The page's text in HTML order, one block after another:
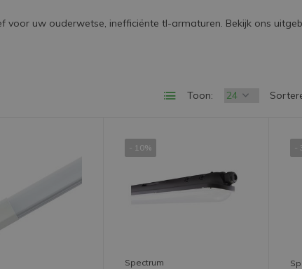
voor uw ouderwetse, inefficiënte tl-armaturen. Bekijk ons
Toon:
- 10%
Spectrum
-